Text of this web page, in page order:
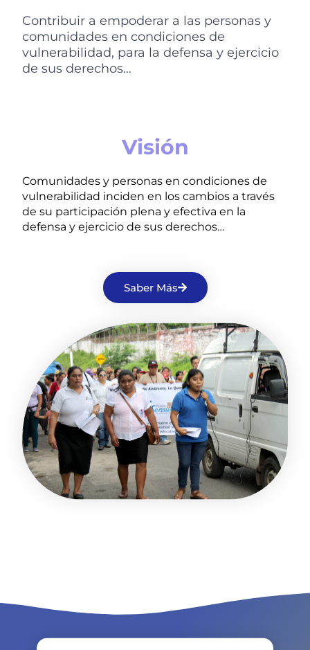
Contribuir a empoderar a las personas y
comunidades en condiciones de
vulnerabilidad, para la defensa y ejercicio
de sus derechos…
Visión
Comunidades y personas en condiciones de
vulnerabilidad inciden en los cambios a través
de su participación plena y efectiva en la
defensa y ejercicio de sus derechos…
Saber Más